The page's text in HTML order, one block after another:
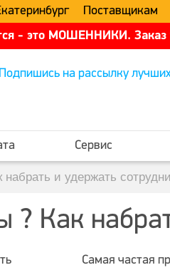
Поставщикам
- это МОШЕННИКИ. Заказ
Подпишись на рассылку
Сервис
и удержать
? Как
Самая частая